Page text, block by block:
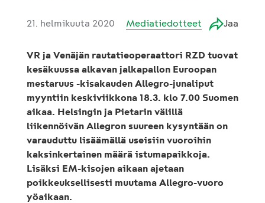
21. helmikuuta 2020 Mediatiedotteet Jaa
VR ja Venäjän rautatieoperaattori RZD tuovat
kesäkuussa alkavan jalkapallon Euroopan
mestaruus -kisakauden Allegro-junaliput
myyntiin keskiviikkona 18.3. klo 7.00 Suomen
aikaa. Helsingin ja Pietarin välillä
liikennöivän Allegron suureen kysyntään on
varauduttu lisäämällä useisiin vuoroihin
kaksinkertainen määrä istumapaikkoja.
Lisäksi EM-kisojen aikaan ajetaan
poikkeuksellisesti muutama Allegro-vuoro
yöaikaan.